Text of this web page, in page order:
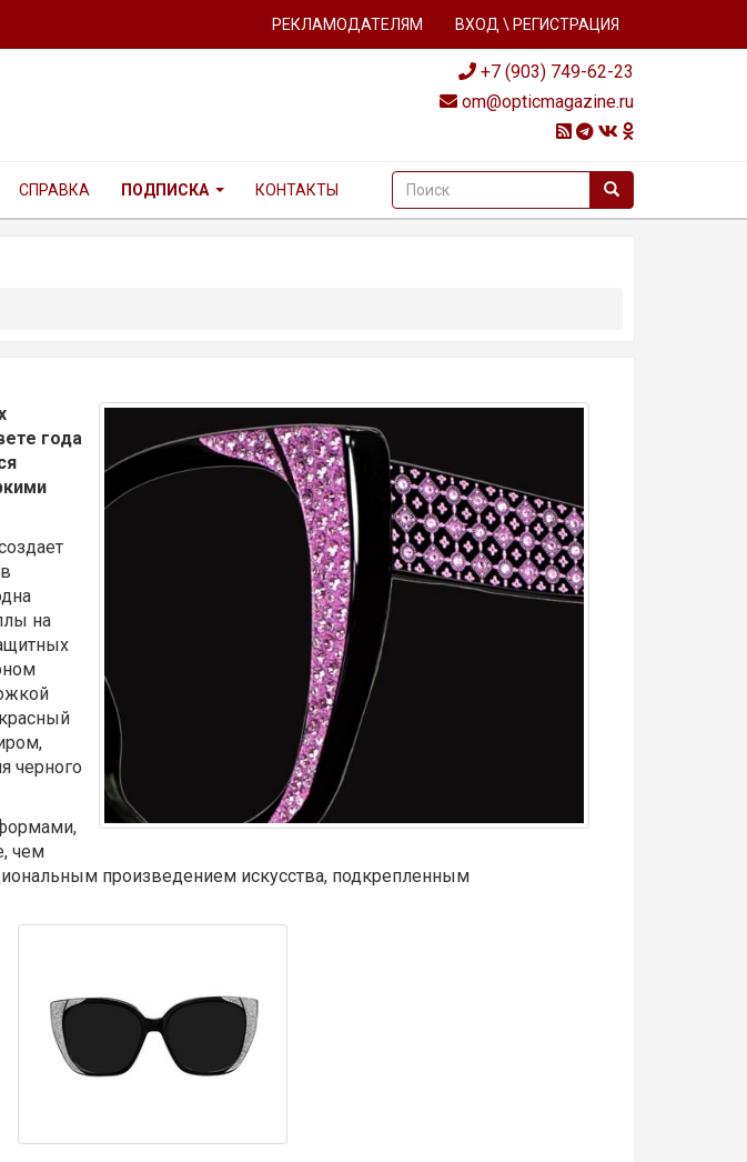
РЕКЛАМОДАТЕЛЯМ ВХОД \ РЕГИСТРАЦИЯ
+7 (903) 749-62-23
om@opticmagazine.ru
СПРАВКА ПОДПИСКА КОНТАКТЫ
года
на
черного
чем
произведением искусства, подкрепленным